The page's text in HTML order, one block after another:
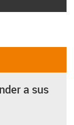
a sus